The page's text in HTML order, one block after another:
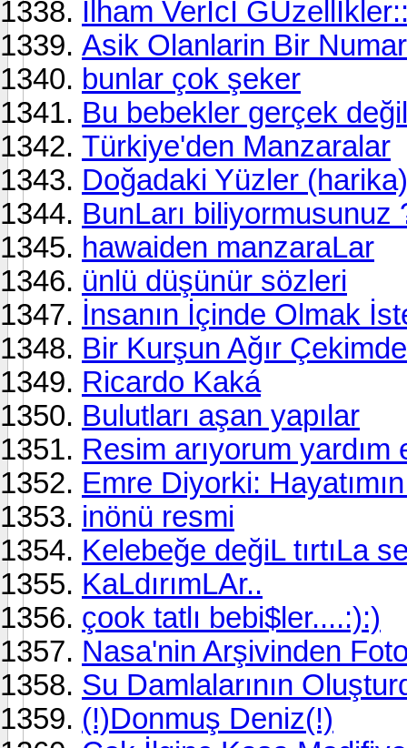
İlham Verİcİ
Asik Olanlarin Bir
bunlar çok şeker
Bu bebekler gerçek
Türkiye'den Manzaralar
Doğadaki Yüzler (harika)
BunLarı biliyormusunuz
hawaiden manzaraLar
ünlü düşünür sözleri
İnsanın İçinde Olmak
Bir Kurşun Ağır
Ricardo Kaká
Bulutları aşan yapılar
Resim arıyorum yardım
Emre Diyorki:
inönü resmi
Kelebeğe değiL tırtıLa
KaLdırımLAr..
çook tatlı bebi$ler....:):)
Nasa'nin Arşivinden
Su Damlalarının
(!)Donmuş Deniz(!)